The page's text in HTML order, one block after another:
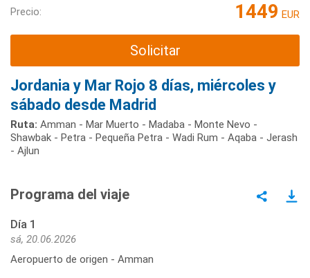
Precio: 1449 EUR
Solicitar
Jordania y Mar Rojo 8 días, miércoles y
sábado desde Madrid
Ruta: Amman - Mar Muerto - Madaba - Monte Nevo -
Shawbak - Petra - Pequeña Petra - Wadi Rum - Aqaba - Jerash
- Ajlun
Programa del viaje
Día 1
sá, 20.06.2026
Aeropuerto de origen - Amman